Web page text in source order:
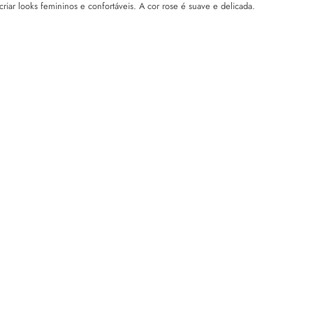
looks femininos e confortáveis. A cor rose é suave e delicada.